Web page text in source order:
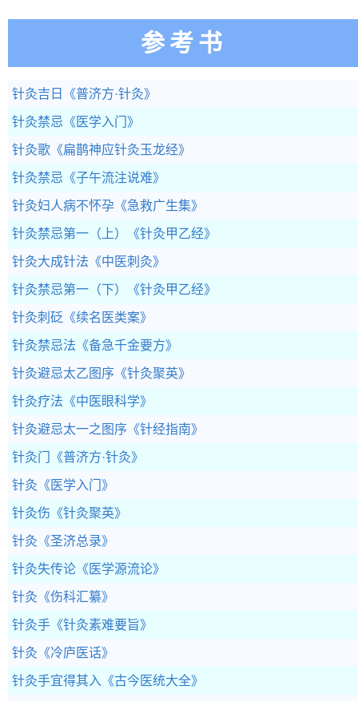
参考书
针灸吉日 《普济方·针灸》
针灸禁忌 《医学入门》
针灸歌 《扁鹊神应针灸玉龙经》
针灸禁忌 《子午流注说难》
针灸妇人病不怀孕 《急救广生集》
针灸禁忌第一（上） 《针灸甲乙经》
针灸大成针法 《中医刺灸》
针灸禁忌第一（下） 《针灸甲乙经》
针灸刺砭 《续名医类案》
针灸禁忌法 《备急千金要方》
针灸避忌太乙图序 《针灸聚英》
针灸疗法 《中医眼科学》
针灸避忌太一之图序 《针经指南》
针灸门 《普济方·针灸》
针灸 《医学入门》
针灸伤 《针灸聚英》
针灸 《圣济总录》
针灸失传论 《医学源流论》
针灸 《伤科汇纂》
针灸手 《针灸素难要旨》
针灸 《冷庐医话》
针灸手宜得其入 《古今医统大全》